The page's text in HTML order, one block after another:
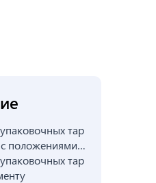
тар
с положениями
тар